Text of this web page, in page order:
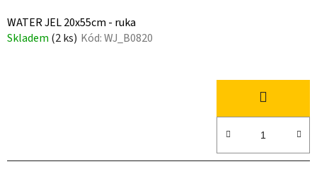
WATER JEL 20x55cm - ruka
Skladem (2 ks) Kód:WJ_B0820